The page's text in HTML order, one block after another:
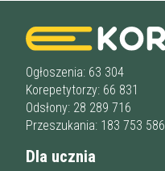
Ogłoszenia: 63 304
Korepetytorzy: 66 831
Odsłony: 28 289 716
Przeszukania: 183 753 586
Dla ucznia